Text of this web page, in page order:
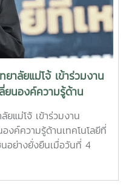
ลเกี่ยวกับหลักสูตร การ
ห้องปฏิบัติการ การเรียนรู้
วโน้มและโอกาสในการ
งเป็นหนึ่งในอุตสาหกรรม
ครูและนักเรียนยังได้
ยนรู้ด้านพลังงานของ
นรู้จากสถานที่จริงและเห็น
มพลังงานและเทคโนโลยี
ม โอกาสนี้ วิทยาลัย
กสูตรวิศวกรรมศาสตร
และเส้นทางอาชีพ เพื่อให้
าลัยแม่โจ้ เข้าร่วมงาน
ยนองค์ความรู้ด้าน
ารพัฒนาชุมชนอย่าง
แม่โจ้ เข้าร่วมงาน
งค์ความรู้ด้านเทคโนโลยีที่
อย่างยั่งยืนเมื่อวันที่ 4
อาจารย์ประจำวิทยาลัย